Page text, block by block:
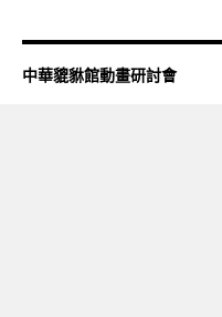
中華貔貅館動畫研討會